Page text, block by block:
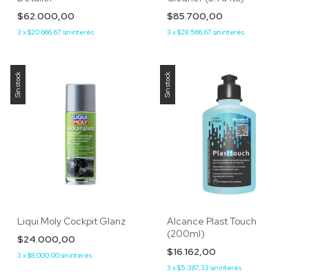
$62.000,00
3 x$20.666,67 sin interés
$85.700,00
3 x$28.566,67 sin interés
Sin stock
Liqui Moly Cockpit Glanz
$24.000,00
3 x$8.000,00sin interés
Sin stock
Alcance Plast Touch
(200ml)
$16.162,00
3 x$5.387,33 sin interés